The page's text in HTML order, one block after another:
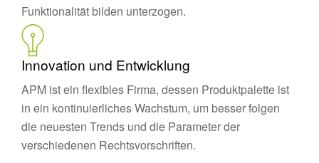
Funktionalität bilden unterzogen.
Innovation und Entwicklung
APM ist ein flexibles Firma, dessen Produktpalette ist
in ein kontinuierliches Wachstum, um besser folgen
die neuesten Trends und die Parameter der
verschiedenen Rechtsvorschriften.